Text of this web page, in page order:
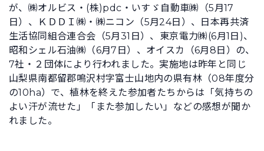
が、㈱オルビス・(株)pdc・いすゞ自動車㈱（5月17
日）、ＫＤＤＩ㈱・㈱ニコン（5月24日）、日本再共済
生活協同組合連合会（5月31日）、東京電力㈱(6月1日)、
昭和シェル石油㈱（6月7日）、オイスカ（6月8日）の、
7社・２団体により行われました。実施地は昨年と同じ
山梨県南都留郡鳴沢村字富士山地内の県有林（08年度分
の10ha）で、植林を終えた参加者たちからは「気持ちの
よい汗が流せた」「また参加したい」などの感想が聞か
れました。